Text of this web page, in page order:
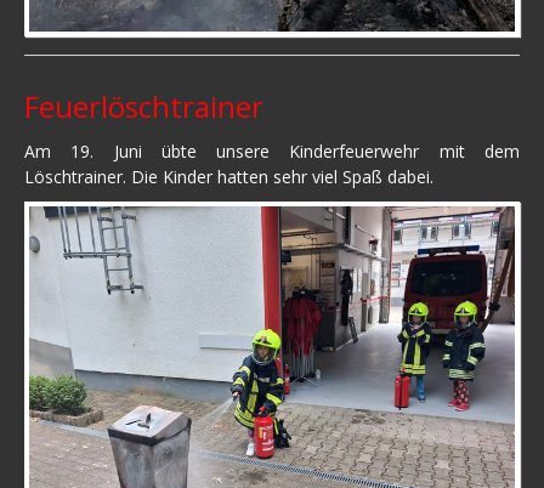
Feuerlöschtrainer
Am 19. Juni übte unsere Kinderfeuerwehr mit dem
Löschtrainer. Die Kinder hatten sehr viel Spaß dabei.